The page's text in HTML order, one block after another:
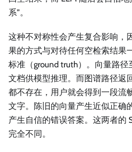
系”。
这种不对称性会产生复合影响，
果的方式与对待任何空检索结果
标准（ground truth）。向量路
文档供模型推理。而图谱路径返
都不存在，用户就会得到一段流
文字。陈旧的向量产生近似正确
产生自信的错误答案。这两者的
完全不同。